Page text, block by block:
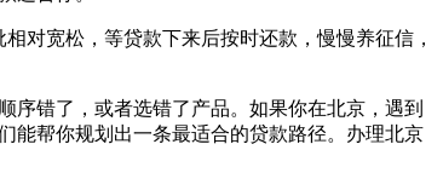
对宽松，等贷款下来后按时还款，慢慢养征信，
序错了，或者选错了产品。如果你在北京，遇到
能帮你规划出一条最适合的贷款路径。办理北京